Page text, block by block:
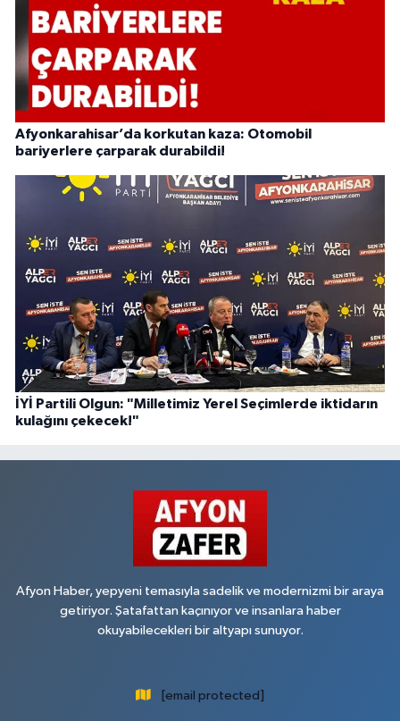
Afyonkarahisar’da korkutan kaza: Otomobil
bariyerlere çarparak durabildi!
İYİ Partili Olgun: "Milletimiz Yerel Seçimlerde iktidarın
kulağını çekecek!"
Afyon Haber, yepyeni temasıyla sadelik ve modernizmi bir araya
getiriyor. Şatafattan kaçınıyor ve insanlara haber
okuyabilecekleri bir altyapı sunuyor.
[email protected]